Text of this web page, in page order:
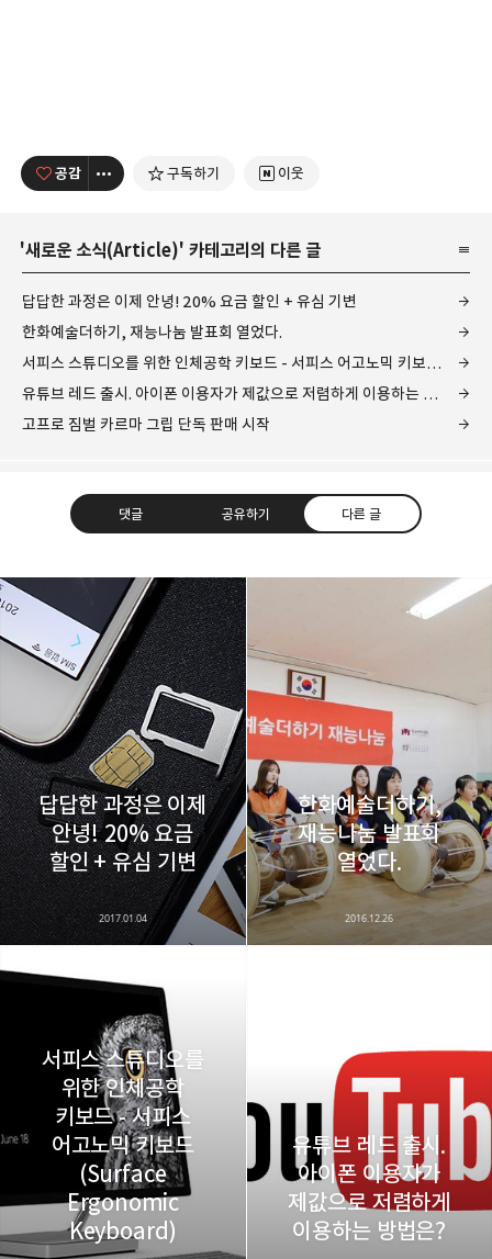
공감 구독하기 이웃
'새로운 소식(Article)' 카테고리의 다른 글
답답한 과정은 이제 안녕! 20% 요금 할인 + 유심 기변
한화예술더하기, 재능나눔 발표회 열었다.
서피스 스튜디오를 위한 인체공학 키보드 - 서피스 어고노믹 키보드(Surface Ergonomic Keyboard)
유튜브 레드 출시. 아이폰 이용자가 제값으로 저렴하게 이용하는 방법은?
고프로 짐벌 카르마 그립 단독 판매 시작
댓글 공유하기 다른 글
레이니아
다방면의 깊은 관심과 얕은 이해도를 갖춘 보편적
비주류이자 진화하는 영원한 주변인.
구독하기
구독하기 카카오톡
카카오스토리 밴드 네이버 블로그
답답한 과정은 이제
안녕! 20% 요금
할인 + 유심 기변
2017.01.04
한화예술더하기,
재능나눔 발표회
열었다.
2016.12.26
서피스 스튜디오를
위한 인체공학
키보드 - 서피스
어고노믹 키보드
(Surface
Ergonomic
Keyboard)
유튜브 레드 출시.
아이폰 이용자가
제값으로 저렴하게
이용하는 방법은?